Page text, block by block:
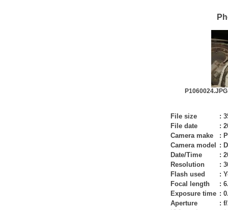
File size :
File date
:
Camera make
:
Camera model
:
Date/Time
:
Resolution
:
Flash used
:
Focal length
:
Exposure time :
Aperture
: